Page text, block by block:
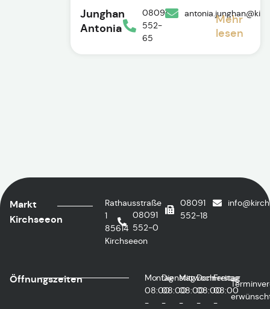
Junghan
Antonia
08091
552-
65
Mehr
lesen
Markt
Kirchseeon
Rathausstraße
1
85614
Kirchseeon
08091
552-0
08091
552-18
Öffnungszeiten
Montag
08:00
-
Dienstag
08:00
-
Mittwoch
08:00
-
Donnerstag
08:00
-
Freitag
08:00
-